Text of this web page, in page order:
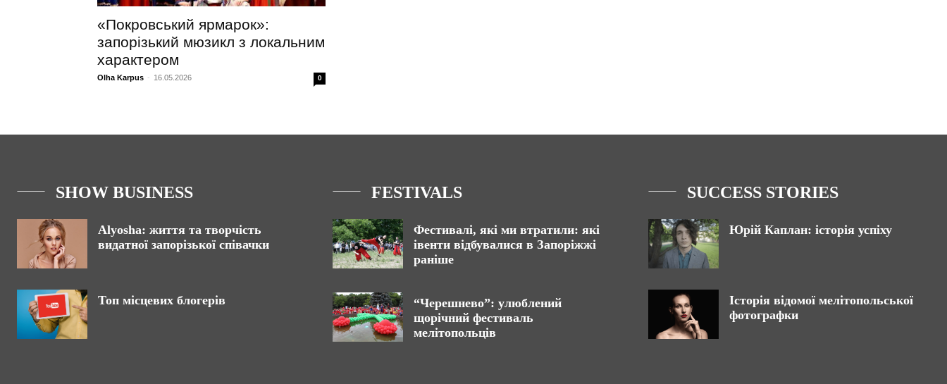
«Покровський ярмарок»:
запорізький мюзикл з локальним
характером
Olha Karpus - 16.05.2026 0
SHOW BUSINESS
Alyosha: життя та творчість
видатної запорізької співачки
Топ місцевих блогерів
FESTIVALS
Фестивалі, які ми втратили: які
івенти відбувалися в Запоріжжі
раніше
“Черешнево”: улюблений
щорічний фестиваль
мелітопольців
SUCCESS STORIES
Юрій Каплан: історія успіху
Історія відомої мелітопольської
фотографки